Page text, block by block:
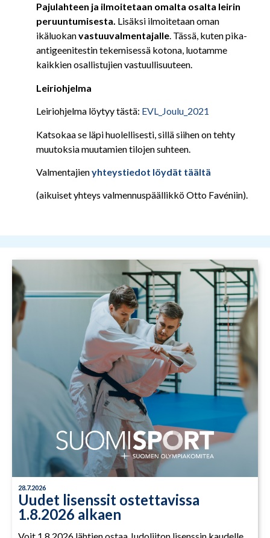
Pajulahteen ja ilmoitetaan omalta osalta leirin
peruuntumisesta. Lisäksi ilmoitetaan oman
ikäluokanvastuuvalmentajalle. Tässä, kuten pika-
antigeenitestin tekemisessä kotona, luotamme
kaikkien osallistujien vastuullisuuteen.
Leiriohjelma
Leiriohjelma löytyy tästä: EVL_Joulu_2021
Katsokaa se läpi huolellisesti, sillä siihen on tehty
muutoksia muutamien tilojen suhteen.
Valmentajienyhteystiedot löydät täältä
(aikuiset yhteys valmennuspäällikkö Otto Favéniin).
28.7.2026
Uudet lisenssit ostettavissa
1.8.2026 alkaen
Voit 1.8.2026 lähtien ostaa Judoliiton lisenssin kaudelle